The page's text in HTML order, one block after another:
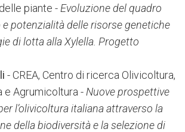
piante - Evoluzione del quadro
potenzialità delle risorse genetiche
di lotta alla Xylella. Progetto
- CREA, Centro di ricerca Olivicoltura,
e Agrumicoltura - Nuove prospettive
l’olivicoltura italiana attraverso la
della biodiversità e la selezione di